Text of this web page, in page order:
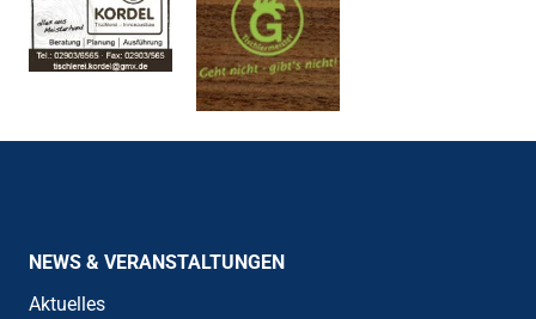
NEWS & VERANSTALTUNGEN
Aktuelles